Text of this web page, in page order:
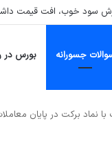
صنعت، مثلا پتروشیمی، را
جسورانه بورس در